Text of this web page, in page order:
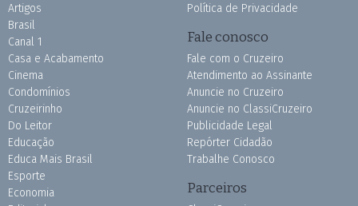
Artigos
Brasil
Canal 1
Casa e Acabamento
Cinema
Condomínios
Cruzeirinho
Do Leitor
Educação
Educa Mais Brasil
Esporte
Economia
Política de Privacidade
Fale conosco
Fale com o Cruzeiro
Atendimento ao Assinante
Anuncie no Cruzeiro
Anuncie no ClassiCruzeiro
Publicidade Legal
Repórter Cidadão
Trabalhe Conosco
Parceiros